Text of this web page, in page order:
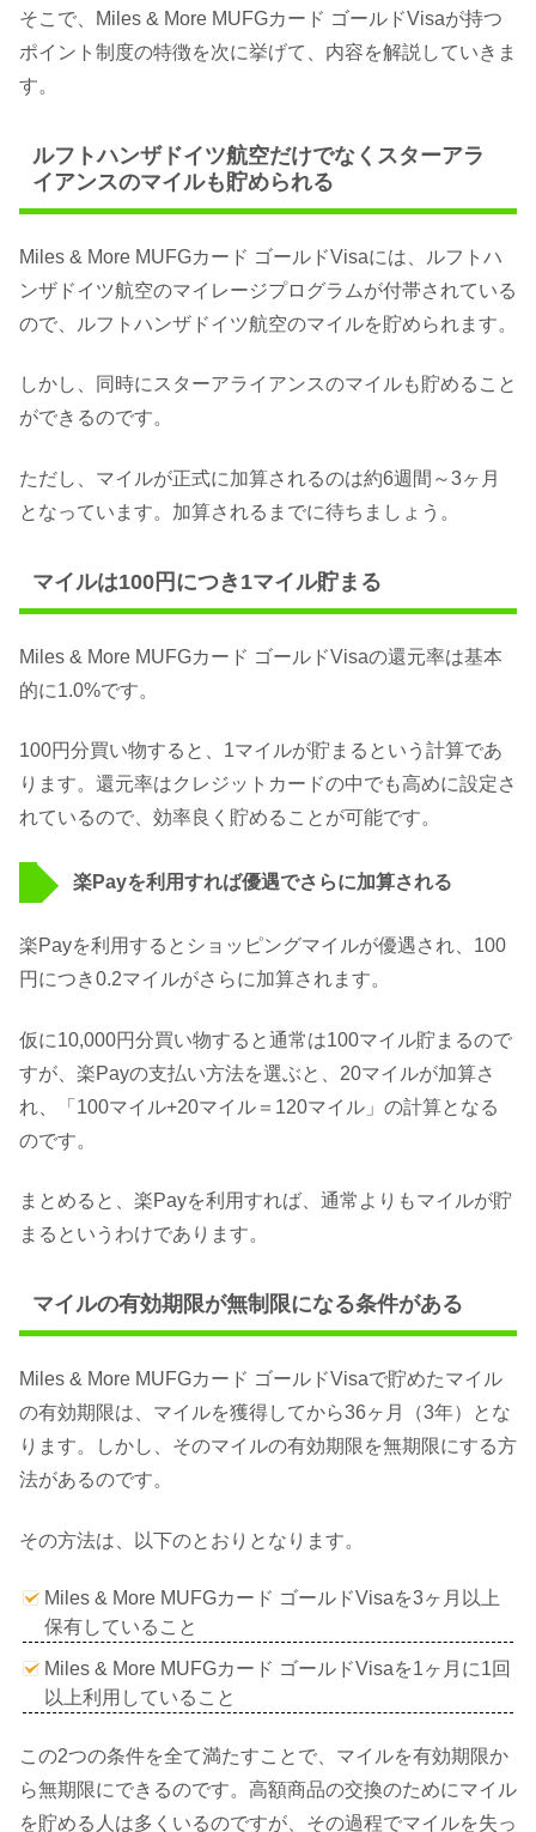
そこで、Miles & More MUFGカード ゴールドVisaが持つ
ポイント制度の特徴を次に挙げて、内容を解説していきま
す。
ルフトハンザドイツ航空だけでなくスターアラ
イアンスのマイルも貯められる
Miles & More MUFGカード ゴールドVisaには、ルフトハ
ンザドイツ航空のマイレージプログラムが付帯されている
ので、ルフトハンザドイツ航空のマイルを貯められます。
しかし、同時にスターアライアンスのマイルも貯めること
ができるのです。
ただし、マイルが正式に加算されるのは約6週間～3ヶ月
となっています。加算されるまでに待ちましょう。
マイルは100円につき1マイル貯まる
Miles & More MUFGカード ゴールドVisaの還元率は基本
的に1.0%です。
100円分買い物すると、1マイルが貯まるという計算であ
ります。還元率はクレジットカードの中でも高めに設定さ
れているので、効率良く貯めることが可能です。
楽Payを利用すれば優遇でさらに加算される
楽Payを利用するとショッピングマイルが優遇され、100
円につき0.2マイルがさらに加算されます。
仮に10,000円分買い物すると通常は100マイル貯まるので
すが、楽Payの支払い方法を選ぶと、20マイルが加算さ
れ、「100マイル+20マイル＝120マイル」の計算となる
のです。
まとめると、楽Payを利用すれば、通常よりもマイルが貯
まるというわけであります。
マイルの有効期限が無制限になる条件がある
Miles & More MUFGカード ゴールドVisaで貯めたマイル
の有効期限は、マイルを獲得してから36ヶ月（3年）とな
ります。しかし、そのマイルの有効期限を無期限にする方
法があるのです。
その方法は、以下のとおりとなります。
Miles & More MUFGカード ゴールドVisaを3ヶ月以上
保有していること
Miles & More MUFGカード ゴールドVisaを1ヶ月に1回
以上利用していること
この2つの条件を全て満たすことで、マイルを有効期限か
ら無期限にできるのです。高額商品の交換のためにマイル
を貯める人は多くいるのですが、その過程でマイルを失っ